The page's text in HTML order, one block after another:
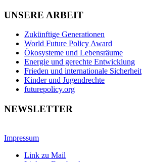
UNSERE ARBEIT
Zukünftige Generationen
World Future Policy Award
Ökosysteme und Lebensräume
Energie und gerechte Entwicklung
Frieden und internationale Sicherheit
Kinder und Jugendrechte
futurepolicy.org
NEWSLETTER
Impressum
Link zu Mail